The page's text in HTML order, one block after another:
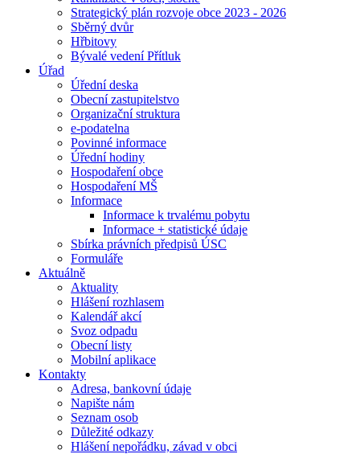
Strategický plán rozvoje obce 2023 - 2026
Sběrný dvůr
Hřbitovy
Bývalé vedení Přítluk
Úřad
Úřední deska
Obecní zastupitelstvo
Organizační struktura
e-podatelna
Povinné informace
Úřední hodiny
Hospodaření obce
Hospodaření MŠ
Informace
Informace k trvalému pobytu
Informace + statistické údaje
Sbírka právních předpisů ÚSC
Formuláře
Aktuálně
Aktuality
Hlášení rozhlasem
Kalendář akcí
Svoz odpadu
Obecní listy
Mobilní aplikace
Kontakty
Adresa, bankovní údaje
Napište nám
Seznam osob
Důležité odkazy
Hlášení nepořádku, závad v obci